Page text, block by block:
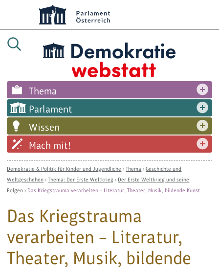
Thema
Parlament
Wissen
Mach mit!
Demokratie & Politik für Kinder und Jugendliche ›Thema ›Geschichte und
Weltgeschehen ›Thema: Der Erste Weltkrieg › Der Erste Weltkrieg und seine
Folgen › Das Kriegstrauma verarbeiten – Literatur, Theater, Musik, bildende Kunst
Das Kriegstrauma
verarbeiten – Literatur,
Theater, Musik, bildende